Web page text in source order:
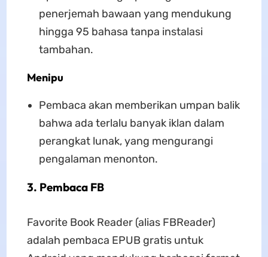
penerjemah bawaan yang mendukung
hingga 95 bahasa tanpa instalasi
tambahan.
Menipu
Pembaca akan memberikan umpan balik
bahwa ada terlalu banyak iklan dalam
perangkat lunak, yang mengurangi
pengalaman menonton.
3. Pembaca FB
Favorite Book Reader (alias FBReader)
adalah pembaca EPUB gratis untuk